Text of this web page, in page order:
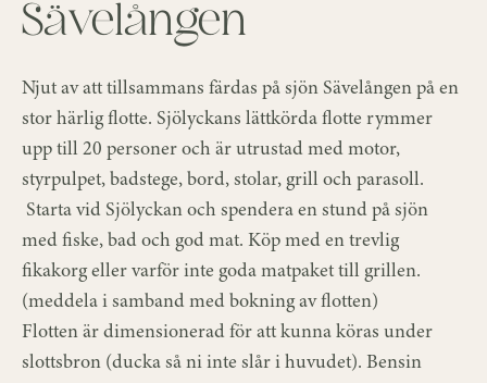
Sävelången
Njut av att tillsammans färdas på sjön Sävelången på en
stor härlig flotte. Sjölyckans lättkörda flotte rymmer
upp till 20 personer och är utrustad med motor,
styrpulpet, badstege, bord, stolar, grill och parasoll.
Starta vid Sjölyckan och spendera en stund på sjön
med fiske, bad och god mat. Köp med en trevlig
fikakorg eller varför inte goda matpaket till grillen.
(meddela i samband med bokning av flotten)
Flotten är dimensionerad för att kunna köras under
slottsbron (ducka så ni inte slår i huvudet). Bensin